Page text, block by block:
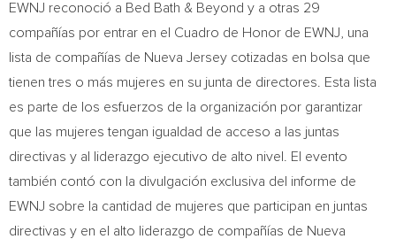
EWNJ reconoció a Bed Bath & Beyond y a otras 29
compañías por entrar en el Cuadro de Honor de EWNJ, una
lista de compañías de Nueva Jersey cotizadas en bolsa que
tienen tres o más mujeres en su junta de directores. Esta lista
es parte de los esfuerzos de la organización por garantizar
que las mujeres tengan igualdad de acceso a las juntas
directivas y al liderazgo ejecutivo de alto nivel. El evento
también contó con la divulgación exclusiva del informe de
EWNJ sobre la cantidad de mujeres que participan en juntas
directivas y en el alto liderazgo de compañías de Nueva